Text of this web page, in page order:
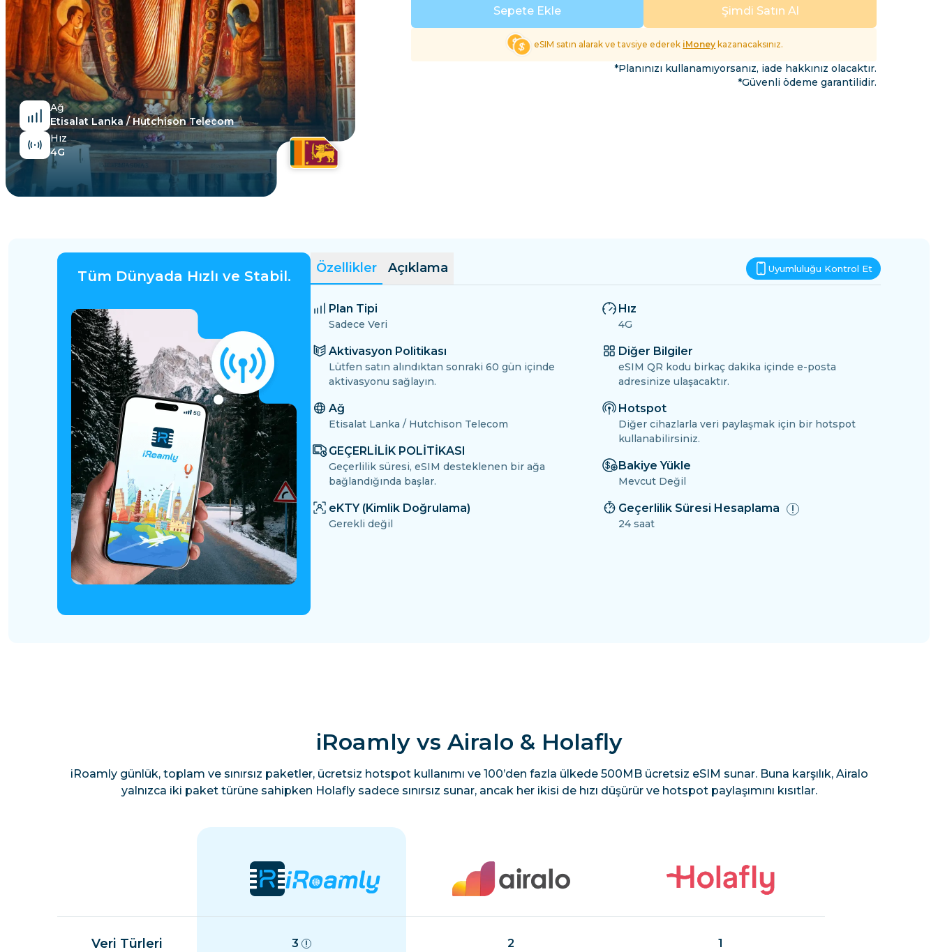
Tüm Varış Yerlerini Keşfet
Ağ
Etisalat Lanka / Hutchison Telecom
Hız
4G
Sepete Ekle Şimdi Satın Al
eSIM satın alarak ve tavsiye ederek iMoney kazanacaksınız.
*Planınızı kullanamıyorsanız, iade hakkınız olacaktır.
*Güvenli ödeme garantilidir.
Tüm Dünyada Hızlı ve Stabil. Özellikler Açıklama Uyumluluğu Kontrol Et
Plan Tipi
Sadece Veri
Aktivasyon Politikası
Lütfen satın alındıktan sonraki 60 gün içinde
aktivasyonu sağlayın.
Ağ
Etisalat Lanka / Hutchison Telecom
GEÇERLİLİK POLİTİKASI
Geçerlilik süresi, eSIM desteklenen bir ağa
bağlandığında başlar.
eKTY (Kimlik Doğrulama)
Gerekli değil
Hız
4G
Diğer Bilgiler
eSIM QR kodu birkaç dakika içinde e-posta
adresinize ulaşacaktır.
Hotspot
Diğer cihazlarla veri paylaşmak için bir hotspot
kullanabilirsiniz.
Bakiye Yükle
Mevcut Değil
Geçerlilik Süresi Hesaplama
24 saat
iRoamly vs Airalo & Holafly
iRoamly günlük, toplam ve sınırsız paketler, ücretsiz hotspot kullanımı ve 100’den fazla ülkede 500MB ücretsiz eSIM sunar. Buna karşılık, Airalo
yalnızca iki paket türüne sahipken Holafly sadece sınırsız sunar, ancak her ikisi de hızı düşürür ve hotspot paylaşımını kısıtlar.
Veri Türleri 3 2 1